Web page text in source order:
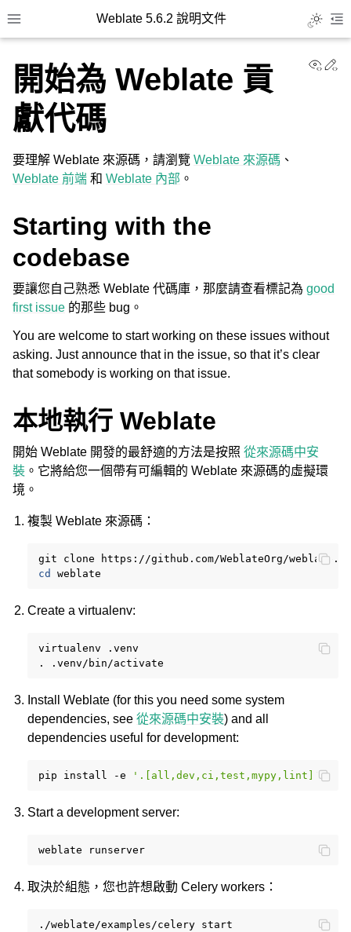
Toggle site navigation sidebar
Weblate 5.6.2 說明文件 Toggle
navigation of 組態指令
開始為 Weblate 貢
獻代碼
要理解 Weblate 來源碼，請瀏覽 Weblate 來源碼 、
Weblate 前端 和 Weblate 內部 。
Starting with the
codebase
要讓您自己熟悉 Weblate 代碼庫，那麼請查看標記為 good
first issue 的那些 bug。
You are welcome to start working on these issues without
asking. Just announce that in the issue, so that it’s clear
that somebody is working on that issue.
本地執行 Weblate
開始 Weblate 開發的最舒適的方法是按照 從來源碼中安
裝 。它將給您一個帶有可編輯的 Weblate 來源碼的虛擬環
境。
複製 Weblate 來源碼：
git
clone
cd
Create a virtualenv:
virtualenv
.venv
.
Install Weblate (for this you need some system
dependencies, see從來源碼中安裝) and all
dependencies useful for development:
pip install -e '.[all,dev,ci,test,mypy,lint]'
Start a development server:
weblate
取決於組態，您也許想啟動 Celery workers：
./weblate/examples/celery